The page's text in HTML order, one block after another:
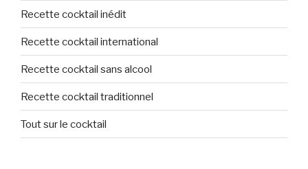
Recette cocktail inédit
Recette cocktail international
Recette cocktail sans alcool
Recette cocktail traditionnel
Tout sur le cocktail